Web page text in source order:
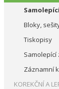
Bloky,
Tiskopisy
Záznamní
KOREKČNÍ A